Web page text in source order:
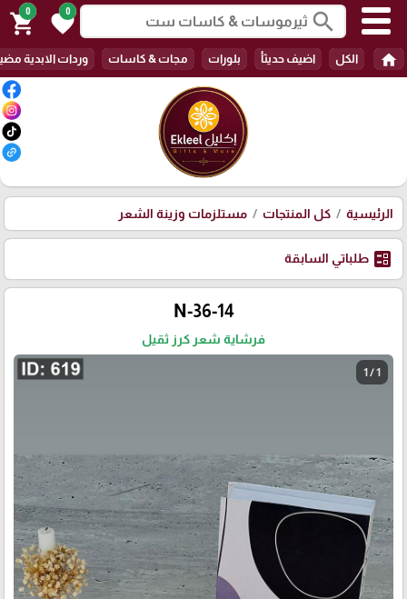
search
0
favorite
0
shopping_cart
home الكل اضيف حديثأ بلورات مجات & كاسات وردات الابدية
الرئيسية كل المنتجات مستلزمات وزينة الشعر
ballot طلباتي السابقة
N-36-14
فرشاية شعر كرز ثقيل
1 / 1